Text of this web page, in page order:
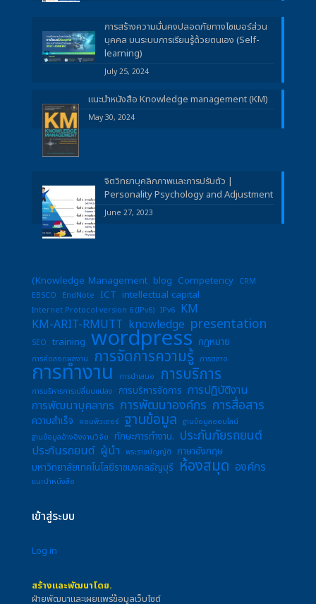
การสร้างความมั่นคงปลอดภัยทางไซเบอร์ส่วน
บุคคล บนระบบการเรียนรู้ด้วยตนเอง (Self-
learning)
July 25, 2024
แนะนำหนังสือ Knowledge management (KM)
May 30, 2024
จิตวิทยาบุคลิกภาพและการปรับตัว |
Personality Psychology and Adjustment
June 27, 2023
(Knowledge Management blog Competency CRM
EBSCO
EndNote ICT intellectual capital
Internet Protocol version 6 (IPv6) IPv6 KM
KM-ARIT-RMUTT knowledge presentation
SEO training wordpress กฎหมาย
การคัดลอกผลงาน การจัดการความรู้ การตลาด
การทำงาน การนำเสนอ การบริการ
การบริหารการเปลี่ยนแปลง การบริหารจัดการ การปฏิบัติงาน
การพัฒนาบุคลากร การพัฒนาองค์กร การสื่อสาร
ความสำเร็จ คอมพิวเตอร์ ฐานข้อมูล ฐานข้อมูลออนไลน์
ฐานข้อมูลอ้างอิงงานวิจัย
ทักษะการทำงาน. ประกันภัยรถยนต์
ประกันรถยนต์ ผู้นำ พระราชบัญญัติ ภาษาอังกฤษ
มหาวิทยาลัยเทคโนโลยีราชมงคลธัญบุรี ห้องสมุด องค์กร
แนะนำหนังสือ
เข้าสู่ระบบ
Log in
สร้างและพัฒนาโดย.
ฝ่ายพัฒนาและเผยแพร่ข้อมูลเว็บไซต์